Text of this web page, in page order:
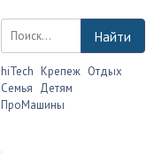
Найти
hiTech Крепеж Отдых
Семья Детям
ПроМашины